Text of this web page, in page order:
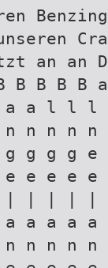
an an
B B B
a a
n n n
g g g
e e e
| | | | |
a a a
n n n